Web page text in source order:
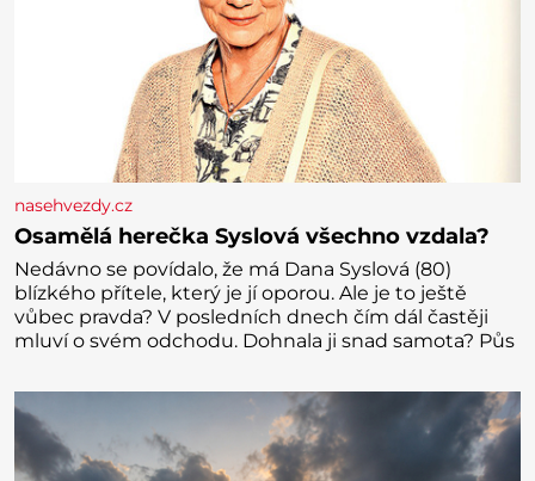
nasehvezdy.cz
Osamělá herečka Syslová všechno vzdala?
Nedávno se povídalo, že má Dana Syslová (80)
blízkého přítele, který je jí oporou. Ale je to ještě
vůbec pravda? V posledních dnech čím dál častěji
mluví o svém odchodu. Dohnala ji snad samota? Půs